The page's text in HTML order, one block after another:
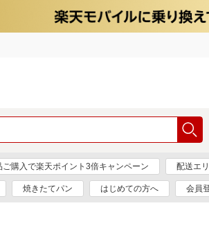
購入で楽天ポイント3倍キャンペーン 配送エ
焼きたてパン はじめての方へ 会員